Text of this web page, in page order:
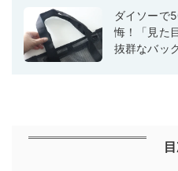
ダイソーで
悔！「見た
抜群なバッ